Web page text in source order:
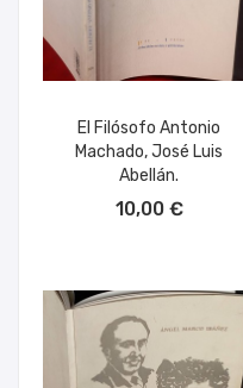
El Filósofo Antonio
Machado, José Luis
Abellán.
10,00 €